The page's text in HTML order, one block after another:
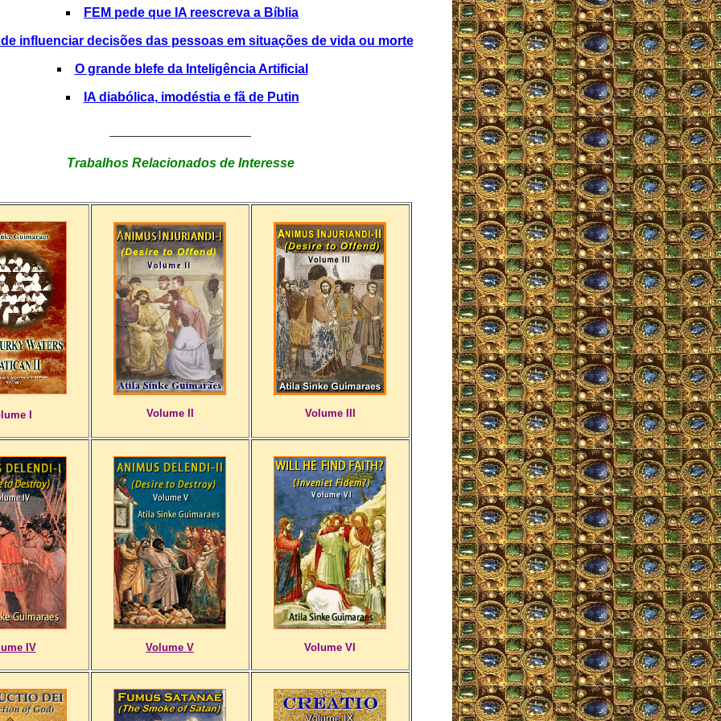
FEM pede que IA reescreva a Bíblia
influenciar decisões das pessoas em situações de vida ou morte
O grande blefe da Inteligência Artificial
IA diabólica, imodéstia e fã de Putin
Trabalhos Relacionados de Interesse
I Volume II Volume III
IV Volume V Volume VI